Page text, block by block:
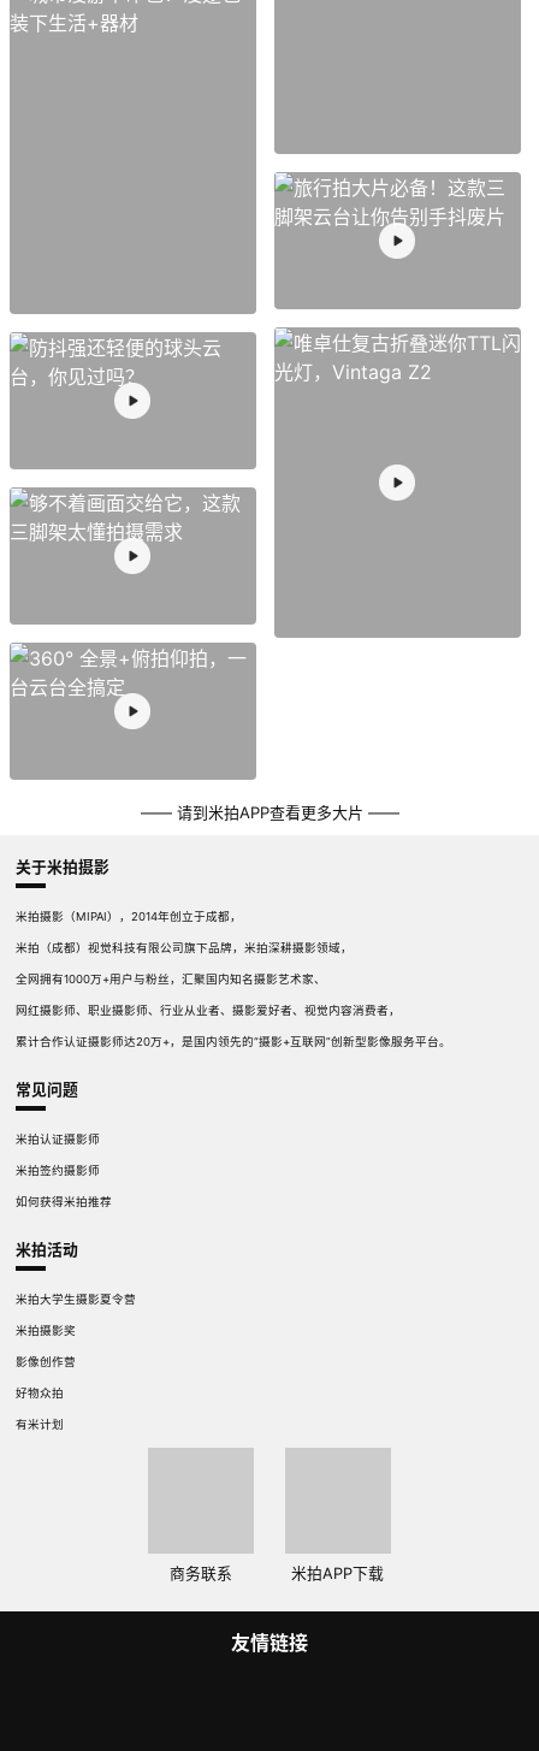
—— 请到米拍APP查看更多大片 ——
关于米拍摄影
米拍摄影（MIPAI），2014年创立于成都，
米拍（成都）视觉科技有限公司旗下品牌，米拍深耕摄影领域，
全网拥有1000万+用户与粉丝，汇聚国内知名摄影艺术家、
网红摄影师、职业摄影师、行业从业者、摄影爱好者、视觉内容消费者，
累计合作认证摄影师达20万+，是国内领先的“摄影+互联网”创新型影像服务平台。
常见问题
米拍认证摄影师
米拍签约摄影师
如何获得米拍推荐
米拍活动
米拍大学生摄影夏令营
米拍摄影奖
影像创作营
好物众拍
有米计划
商务联系 米拍APP下载
友情链接